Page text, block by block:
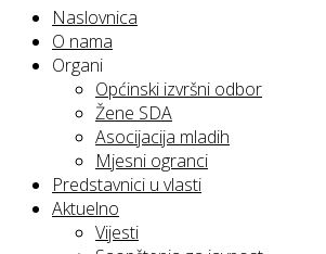
Naslovnica
O nama
Organi
Općinski izvršni odbor
Žene SDA
Asocijacija mladih
Mjesni ogranci
Predstavnici u vlasti
Aktuelno
Vijesti